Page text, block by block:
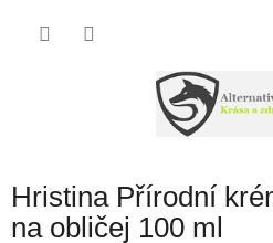
Hristina Přírodní
na obličej 100 ml